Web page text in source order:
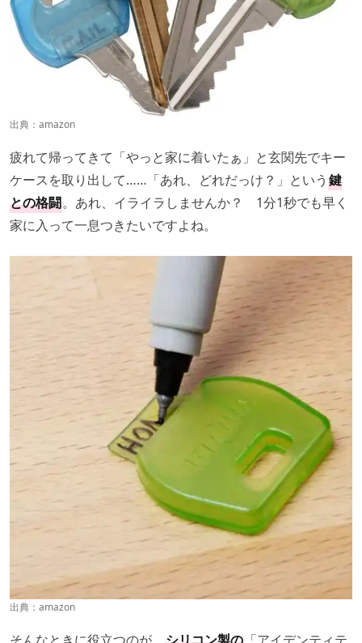
出典： amazon
疲れて帰ってきて「やっと家に着いたぁ」と玄関先でキー
ケースを取り出して……「あれ、どれだっけ？」という 鍵
との格闘。あれ、イライラしませんか？ 1分1秒でも早く
家に入って一息つきたいですよね。
出典： amazon